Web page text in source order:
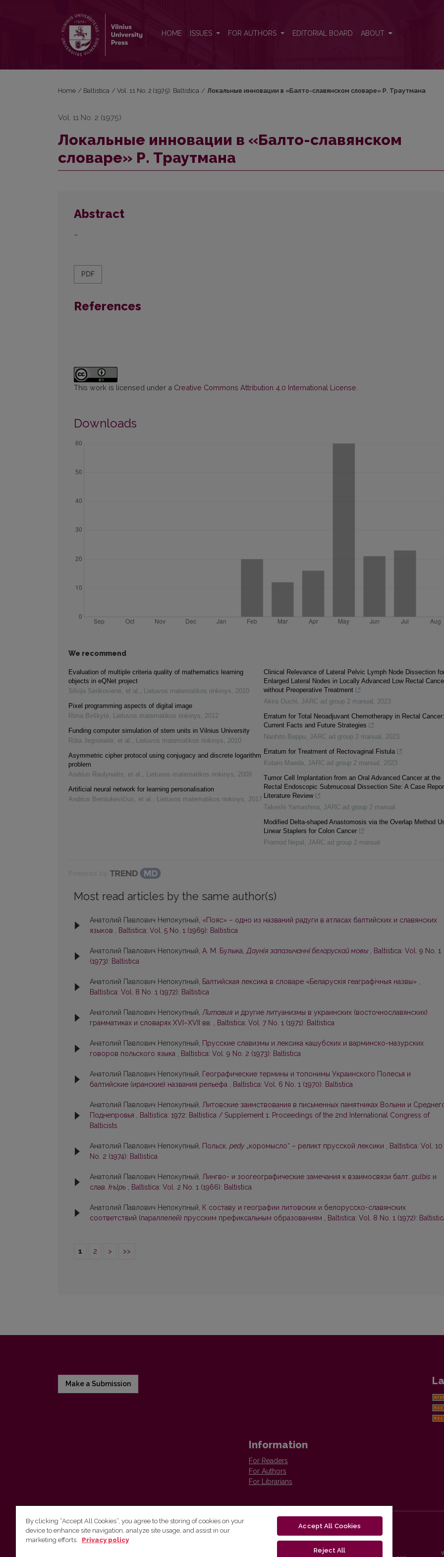
HOME ISSUES FOR AUTHORS EDITORIAL BOARD ABOUT
Home / Baltistica / Vol. 11 No. 2 (1975): Baltistica / Локальные инновации в «Балто-славянском словаре» Р. Траутмана
Vol. 11 No. 2 (1975)
Локальные инновации в «Балто-славянском
словаре» Р. Траутмана
Abstract
–
PDF
References
This work is licensed under a Creative Commons Attribution 4.0 International License
Downloads
We recommend
Evaluation of multiple criteria quality of mathematics learning
objects in eQNet project
Silvija Sėrikovienė, et al. , Lietuvos matematikos rinkinys, 2010
Pixel programming aspects of digital image
Rima Birškytė, Lietuvos matematikos rinkinys, 2012
Funding computer simulation of stem units in Vilnius University
Rūta Jegnoraitė, et al. , Lietuvos matematikos rinkinys, 2010
Asymmetric cipher protocol using conjugacy and discrete logarithm
problem
Andrius Raulynaitis, et al. , Lietuvos matematikos rinkinys, 2009
Artificial neural network for learning personalisation
Andrius Berniukevičius, et al. , Lietuvos matematikos rinkinys, 2017
Clinical Relevance of Lateral Pelvic Lymph Node Dissection
Enlarged Lateral Nodes in Locally Advanced Low Rectal
without Preoperative Treatment
Akira Ouchi, JARC ad group 2 manual , 2023
Erratum for Total Neoadjuvant Chemotherapy in Rectal Cancer:
Current Facts and Future Strategies
Naohito Beppu, JARC ad group 2 manual , 2023
Erratum for Treatment of Rectovaginal Fistula
Kotaro Maeda, JARC ad group 2 manual , 2023
Tumor Cell Implantation from an Oral Advanced Cancer at the
Rectal Endoscopic Submucosal Dissection Site: A Case
Literature Review
Takeshi Yamashina, JARC ad group 2 manual
Modified Delta-shaped Anastomosis via the Overlap Method
Linear Staplers for Colon Cancer
Pramod Nepal , JARC ad group 2 manual
Most read articles by the same author(s)
Анатолий Павлович Непокупный, «Пояс» – одно из названий радуги в атласах балтийских и славянских
языков , Baltistica: Vol. 5 No. 1 (1969): Baltistica
Анатолий Павлович Непокупный, А. М. Булыка, Даунія запазычанні беларускай мовы , Baltistica: Vol. 9 No. 1
(1973): Baltistica
Анатолий Павлович Непокупный, Балтийская лексика в словаре «Беларускія геаграфічныя назвы» ,
Baltistica: Vol. 8 No. 1 (1972): Baltistica
Анатолий Павлович Непокупный, Литавия и другие литуанизмы в украинских (восточнославянских)
грамматиках и словарях XVI–XVII вв. , Baltistica: Vol. 7 No. 1 (1971): Baltistica
Анатолий Павлович Непокупный, Прусские славизмы и лексика кашубских и варминско-мазурских
говоров польского языка , Baltistica: Vol. 9 No. 2 (1973): Baltistica
Анатолий Павлович Непокупный, Географические термины и топонимы Украинского Полесья и
балтийские (иранские) названия рельефа , Baltistica: Vol. 6 No. 1 (1970): Baltistica
Анатолий Павлович Непокупный, Литовские заимствования в письменных памятниках Волыни и
Поднепровья , Baltistica: 1972: Baltistica / Supplement 1: Proceedings of the 2nd International Congress of
Balticists
Анатолий Павлович Непокупный, Польск. pedy „коромысло“ – реликт прусской лексики , Baltistica: Vol. 10
No. 2 (1974): Baltistica
Анатолий Павлович Непокупный, Лингво- и зоогеографические замечания к взаимосвязи балт. gulbis и
слав. kъlpь , Baltistica: Vol. 2 No. 1 (1966): Baltistica
Анатолий Павлович Непокупный, К составу и географии литовских и белорусско-славянских
соответствий (параллелей) прусским префиксальным образованиям , Baltistica: Vol. 8 No. 1 (1972):
1 2 > >>
Make a Submission
Information
For Readers
For Authors
For Librarians
Vilnius University Press
By clicking “Accept All Cookies”, you agree to the storing of cookies on your
device to enhance site navigation, analyze site usage, and assist in our
marketing efforts.
Privacy policy
Accept All Cookies
Reject All